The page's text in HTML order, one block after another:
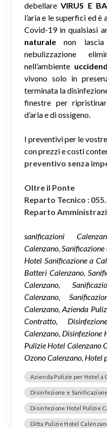
debellareVIRUS E
l’aria e le superfici ed
Covid-19 in qualsiasi
naturale non
nebulizzazione
nell’ambiente
vivono solo in
terminata la
finestre per
d’aria e di ossigeno.
I preventivi per le
con prezzi e costi
preventivo senza
Oltre il Ponte
Reparto Tecnico :
Reparto
sanificazioni
Calenzano,
Hotel Sanificazione a
Batteri Calenzano,
Calenzano,
Calenzano,
Calenzano, Azienda
Contratto,
Calenzano, Disinfezione
Pulizie Hotel Calenzano
Ozono Calenzano, Hotel
Azienda Pulizie per Hotel a
Disinfezione e
Disinfezione Hotel Pulizie
Ditta Pulizie Hotel